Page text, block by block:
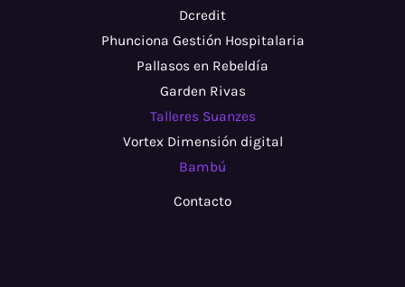
Dcredit
Phunciona Gestión Hospitalaria
Pallasos en Rebeldía
Garden Rivas
Talleres Suanzes
Vortex Dimensión digital
Bambú
Contacto